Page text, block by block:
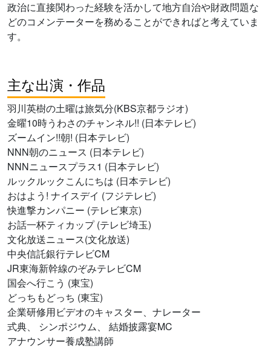
政治に直接関わった経験を活かして地方自治や財政問題な
どのコメンテーターを務めることができればと考えていま
す。
主な出演・作品
羽川英樹の土曜は旅気分(KBS京都ラジオ)
金曜10時うわさのチャンネル!! (日本テレビ)
ズームイン!!朝! (日本テレビ)
NNN朝のニュース (日本テレビ)
NNNニュースプラス1 (日本テレビ)
ルックルックこんにちは (日本テレビ)
おはよう! ナイスデイ (フジテレビ)
快進撃カンパニー (テレビ東京)
お話一杯ティカップ (テレビ埼玉)
文化放送ニュース(文化放送)
中央信託銀行テレビCM
JR東海新幹線のぞみテレビCM
国会へ行こう (東宝)
どっちもどっち (東宝)
企業研修用ビデオのキャスター、ナレーター
式典、 シンポジウム、 結婚披露宴MC
アナウンサー養成塾講師